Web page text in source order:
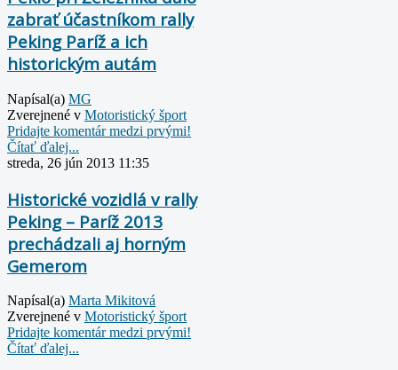
zabrať účastníkom rally
Peking Paríž a ich
historickým autám
Napísal(a) MG
Zverejnené v Motoristický šport
Pridajte komentár medzi prvými!
Čítať ďalej...
streda, 26 jún 2013 11:35
Historické vozidlá v rally
Peking – Paríž 2013
prechádzali aj horným
Gemerom
Napísal(a) Marta Mikitová
Zverejnené v Motoristický šport
Pridajte komentár medzi prvými!
Čítať ďalej...